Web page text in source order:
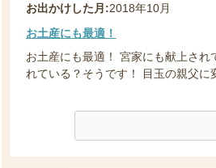
お出かけした月:2018年10月
お土産にも最適！
お土産にも最適！ 宮家にも献上さ
れている？そうです！ 目玉の親父に